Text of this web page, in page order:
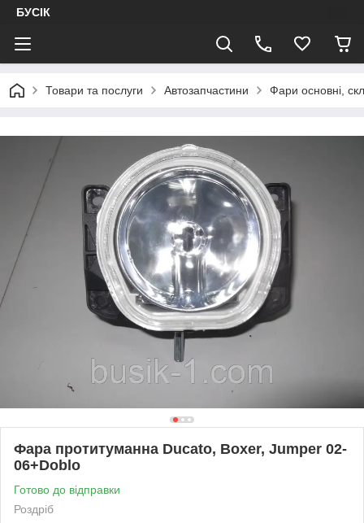
БУСІК
Товари та послуги Автозапчастини Фари основні,
Фара протитуманна Ducato, Boxer, Jumper 02-
06+Doblo
Готово до відправки
Роздріб